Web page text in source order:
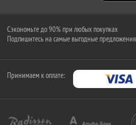
Сэкономьте до 90% при любых покупках
Подпишитесь на самые выгодные предложения
Принимаем к оплате: